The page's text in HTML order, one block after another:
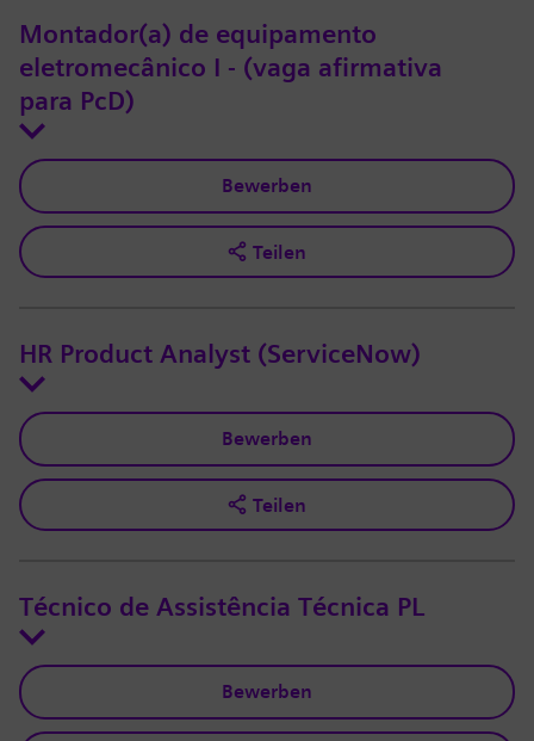
Montador(a) de equipamento
eletromecânico I - (vaga afirmativa
para PcD)
Bewerben
Teilen
HR Product Analyst (ServiceNow)
Bewerben
Teilen
Técnico de Assistência Técnica PL
Bewerben